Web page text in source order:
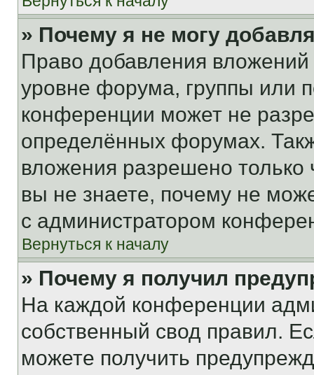
» Почему я не могу
Право добавления
уровне форума, группы или
конференции может не
определённых форумах.
вложения разрешено
вы не знаете, почему не
с администратором
Вернуться к началу
» Почему я получил
На каждой конференции
собственный свод правил.
можете получить